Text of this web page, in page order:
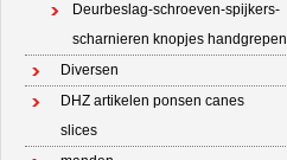
Deurbeslag-schroeven-spijkers-
scharnieren knopjes handgrepen
Diversen
DHZ artikelen ponsen canes
slices